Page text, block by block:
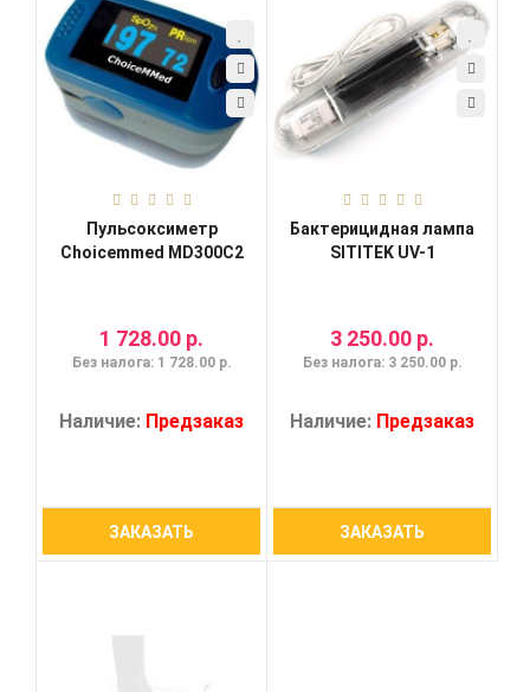
Пульсоксиметр
Choicemmed MD300C2
1 728.00 р.
Без налога: 1 728.00 р.
Наличие: Предзаказ
ЗАКАЗАТЬ
Бактерицидная лампа
SITITEK UV-1
3 250.00 р.
Без налога: 3 250.00 р.
Наличие: Предзаказ
ЗАКАЗАТЬ